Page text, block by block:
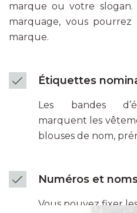
marque ou votre slogan.
marquage, vous
marque.
Étiquettes
Les bandes
marquent les
blouses de nom,
Numéros et
Vous pouvez fixer